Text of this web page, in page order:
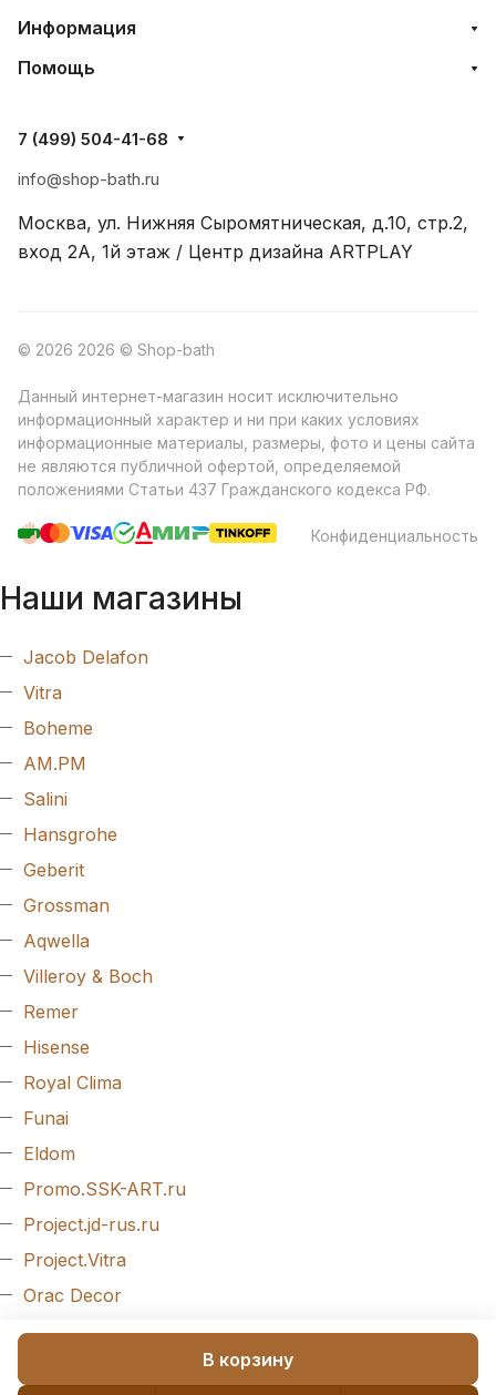
В корзину
Информация
Помощь
7 (499) 504-41-68
info@shop-bath.ru
Москва, ул. Нижняя Сыромятническая, д.10, стр.2,
вход 2A, 1й этаж / Центр дизайна ARTPLAY
© 2026 2026 © Shop-bath
Данный интернет-магазин носит исключительно
информационный характер и ни при каких условиях
информационные материалы, размеры, фото и цены сайта
не являются публичной офертой, определяемой
положениями Статьи 437 Гражданского кодекса РФ.
Конфиденциальность
Наши магазины
Jacob Delafon
Vitra
Boheme
AM.PM
Salini
Hansgrohe
Geberit
Grossman
Aqwella
Villeroy & Boch
Remer
Hisense
Royal Clima
Funai
Eldom
Promo.SSK-ART.ru
Project.jd-rus.ru
Project.Vitra
Orac Decor
Evroplast